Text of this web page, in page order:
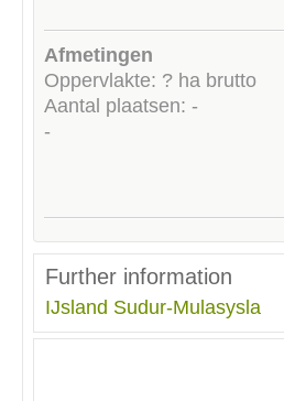
Afmetingen
Oppervlakte: ? ha brutto
Aantal plaatsen: -
-
Further information
IJsland Sudur-Mulasysla